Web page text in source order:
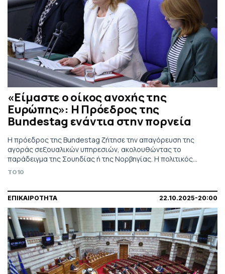
«Είμαστε ο οίκος ανοχής της
Ευρώπης»: Η Πρόεδρος της
Bundestag ενάντια στην πορνεία
Η πρόεδρος της Bundestag ζήτησε την απαγόρευση της
αγοράς σεξουαλικών υπηρεσιών, ακολουθώντας το
παράδειγμα της Σουηδίας ή της Νορβηγίας. Η πολιτικός
επέκρινε με έντονα λόγια την κατάσταση στη Γερμανία
TO10
ΕΠΙΚΑΙΡΟΤΗΤΑ 22.10.2025-20:00